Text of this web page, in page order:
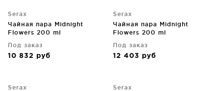
Serax
Чайная пара Midnight
Flowers 200 ml
Под заказ
10 832 руб
Serax
Чайная пара Midnight
Flowers 200 ml
Под заказ
12 403 руб
Serax Serax